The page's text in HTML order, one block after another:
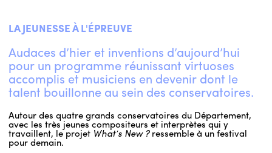
LA JEUNESSE À L'ÉPREUVE
Audaces d’hier et inventions d’aujourd’hui
pour un programme réunissant virtuoses
accomplis et musiciens en devenir dont le
talent bouillonne au sein des conservatoires.
Autour des quatre grands conservatoires du Département,
avec les très jeunes compositeurs et interprètes qui y
travaillent, le projet What’s New ?ressemble à un festival
pour demain.